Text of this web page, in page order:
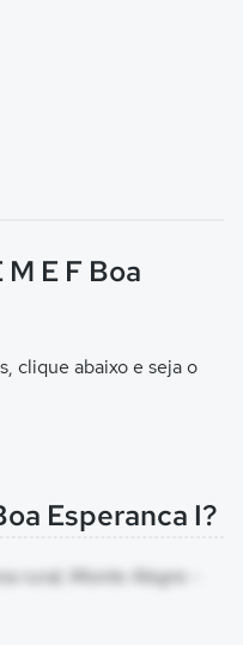
E F Boa
clique abaixo e seja o
Esperanca I?
rural, Monte Alegre -